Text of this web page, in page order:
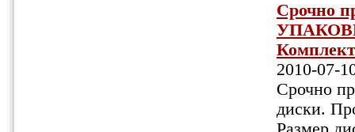
Срочно
2010-07-
Срочно
диски.